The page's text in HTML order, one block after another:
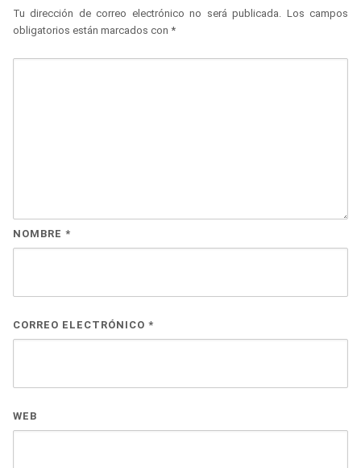
Tu dirección de correo electrónico no será publicada. Los campos
obligatorios están marcados con *
NOMBRE *
CORREO ELECTRÓNICO *
WEB